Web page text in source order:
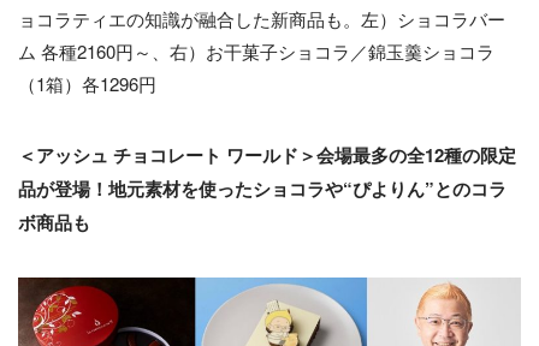
ョコラティエの知識が融合した新商品も。左）ショコラバー
ム 各種2160円～、右）お干菓子ショコラ／錦玉羹ショコラ
（1箱）各1296円
＜アッシュ チョコレート ワールド＞会場最多の全12種の限定
品が登場！地元素材を使ったショコラや“ぴよりん”とのコラ
ボ商品も